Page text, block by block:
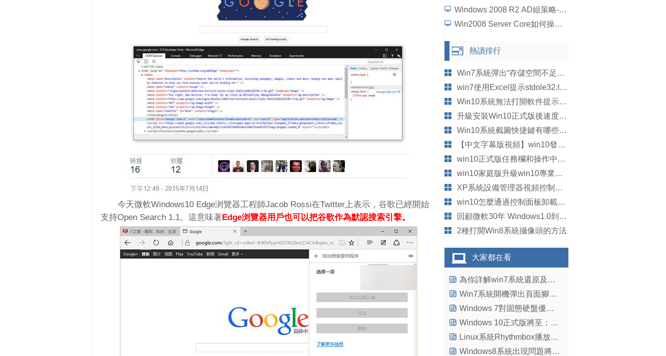
今天微軟Windows10 Edge浏覽器工程師Jacob Rossi在Twitter上表示，谷歌已經開始
支持Open Search 1.1。這意味著Edge浏覽器用戶也可以把谷歌作為默認搜索引擎。
Windows 2008 R2 AD組策略-統一域用戶桌面背景詳細圖文教程
Win2008 Server Core如何操作？5個步驟學會Win2008 Server Core操作
熱讀排行
Win7系統彈出“存儲空間不足，無法處理此命令”的故障分析以及解決方法
win7使用Excel提示stdole32.tlb丟失怎麼解決?
Win10系統無法打開軟件提示文件丟失的解決方法
升級安裝Win10正式版後速度慢了 C盤內存明顯變小了怎麼辦？
Win10系統截圖快捷鍵有哪些？Win10截圖保存在哪裡？
【中文字幕版視頻】win10發布會現場直播視頻來了！有亮點
win10正式版任務欄和操作中心總是黑色不能變色該怎麼辦？
win10家庭版升級win10專業版詳細圖文教程
XP系統設備管理器視頻控制器VGA有黃色問號如何解決?
win10怎麼通過控制面板卸載程序?
回顧微軟30年 Windows1.0到Win10是如何發展演變的
2種打開Win8系統攝像頭的方法
大家都在看
為你詳解win7系統還原及映像修復功能
Win7系統開機彈出頁面腳本錯誤窗口怎麼辦？
Windows 7對固態硬盤優化常見問題詳解
Windows 10正式版將至：Win10升級推送策略判明
Linux系統Rhythmbox播放器出現中文亂碼怎麼解決？
Windows8系統出現問題將自動進入恢復環境